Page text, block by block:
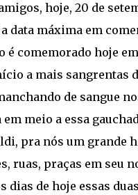
hoje, 20 de
a data máxima em
é comemorado hoje
a mais sangrentas
de sangue
em meio a essa
pra nós um grande
ruas, praças em seu
dias de hoje essas